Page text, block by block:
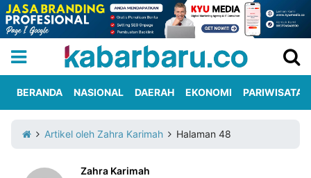
Iklan
Berita
Kami
BERANDA NASIONAL DAERAH EKONOMI PARIWISATA
Artikel oleh Zahra Karimah Halaman 48
Zahra Karimah